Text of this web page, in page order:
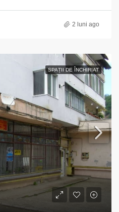
2 luni ago
SPAȚII DE ÎNCHIRIAT